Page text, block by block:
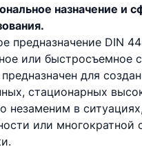
назначение и
предназначение DIN
или быстросъемное
для
стационарных
незаменим в
или многократной